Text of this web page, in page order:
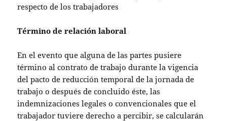
respecto de los trabajadores
Término de relación laboral
En el evento que alguna de las partes pusiere
término al contrato de trabajo durante la vigencia
del pacto de reducción temporal de la jornada de
trabajo o después de concluido éste, las
indemnizaciones legales o convencionales que el
trabajador tuviere derecho a percibir, se calcularán